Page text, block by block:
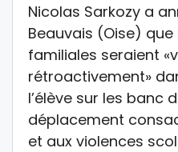
Nicolas Sarkozy a
Beauvais (Oise)
familiales seraient
rétroactivement»
l’élève sur les banc
déplacement
et aux violences